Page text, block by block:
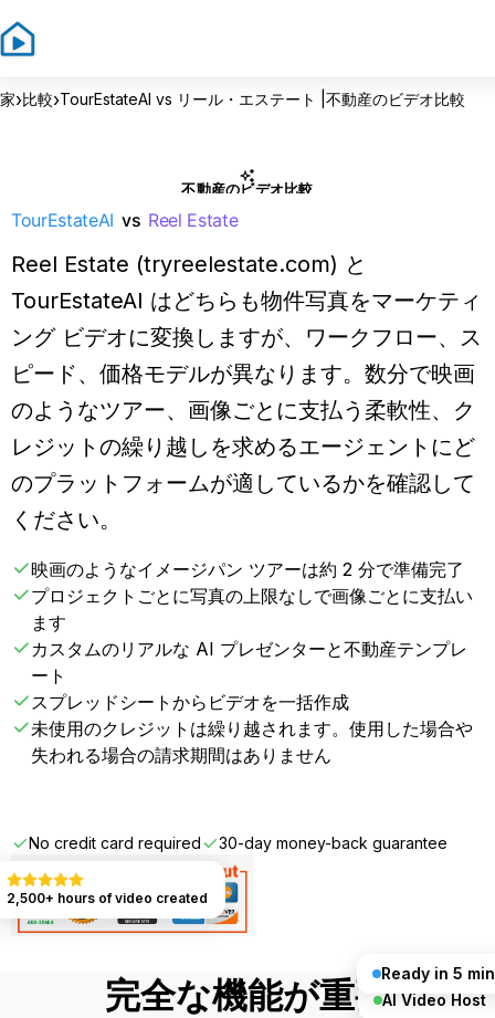
家›比較›TourEstateAI vs リール・エステート |不動産のビデオ比較
不動産のビデオ比較
TourEstateAI vs Reel Estate
Reel Estate (tryreelestate.com) と
TourEstateAI はどちらも物件写真をマーケティ
ング ビデオに変換しますが、ワークフロー、ス
ピード、価格モデルが異なります。数分で映画
のようなツアー、画像ごとに支払う柔軟性、ク
レジットの繰り越しを求めるエージェントにど
のプラットフォームが適しているかを確認して
ください。
映画のようなイメージパン ツアーは約 2 分で準備完了
プロジェクトごとに写真の上限なしで画像ごとに支払い
ます
カスタムのリアルな AI プレゼンターと不動産テンプレ
ート
スプレッドシートからビデオを一括作成
未使用のクレジットは繰り越されます。使用した場合や
失われる場合の請求期間はありません
No credit card required 30-day money-back guarantee
AI Video Host
Ready in 5 min
2,500+ hours of video created
完全な機能が重要